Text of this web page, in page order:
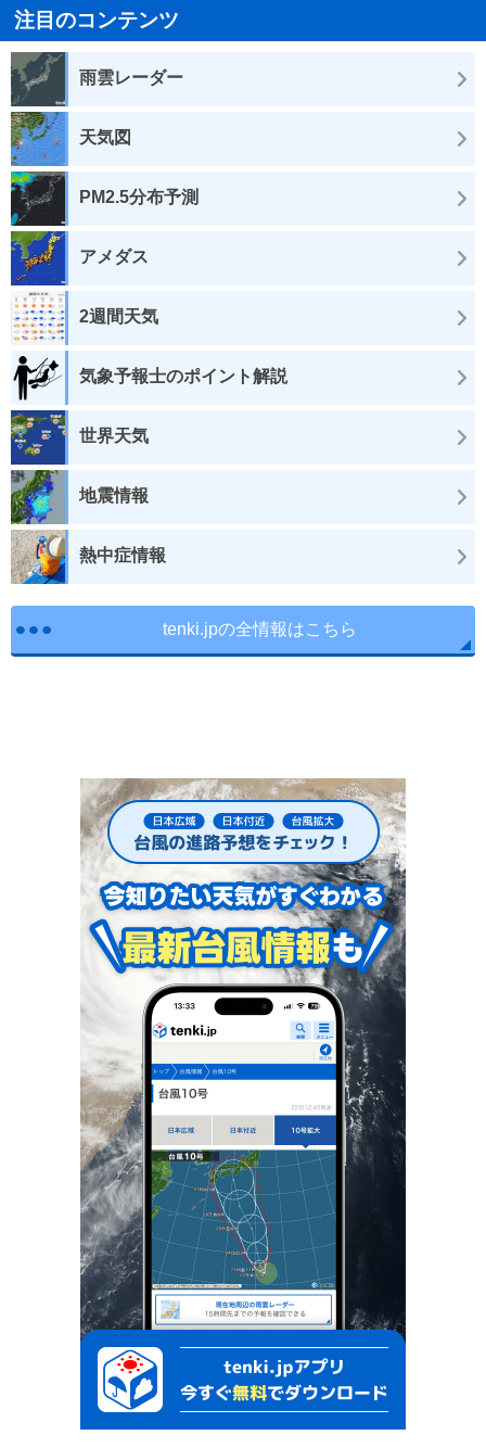
注目のコンテンツ
雨雲レーダー
天気図
PM2.5分布予測
アメダス
2週間天気
気象予報士のポイント解説
世界天気
地震情報
熱中症情報
tenki.jpの全情報はこちら